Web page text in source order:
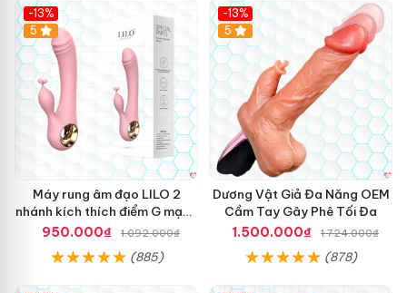
-13%
Hot
5
Máy rung âm đạo LILO 2
nhánh kích thích điểm G mạnh
mẽ
950.000₫ 1.092.000₫
(885)
-13%
Hot
5
Dương Vật Giả Đa Năng OEM
Cầm Tay Gây Phê Tối Đa
1.500.000₫
1.724.000₫
(878)